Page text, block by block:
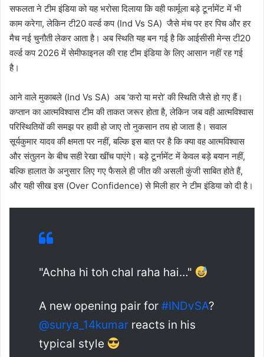
सफलता ने टीम इंडिया को यह भरोसा दिलाया कि वही फार्मूला बड़े टूर्नामेंट में भी
काम करेगा, लेकिन टी20 वर्ल्ड कप (Ind Vs SA) जैसे मंच पर हर पिच और हर
मैच नई चुनौती लेकर आता है। अब स्थिति यह बन गई है कि आईसीसी मेन्स टी20
वर्ल्ड कप 2026 में सेमीफाइनल की राह टीम इंडिया के लिए आसान नहीं रह गई
है।
आने वाले मुकाबले (Ind Vs SA) अब ‘करो या मरो’ की स्थिति जैसे हो गए हैं।
कप्तान का आत्मविश्वास टीम की ताकत जरूर होता है, लेकिन जब वही आत्मविश्वास
परिस्थितियों की समझ पर हावी हो जाए तो नुकसान तय हो जाता है। सवाल
सूर्यकुमार यादव की क्षमता पर नहीं, बल्कि इस बात पर है कि क्या वह आत्मविश्वास
और संतुलन के बीच सही रेखा खींच पाएंगे। बड़े टूर्नामेंट में केवल बड़े बयान नहीं,
बल्कि हालात के अनुसार लिए गए फैसले ही जीत की असली कुंजी साबित होते हैं,
और यही सीख इस (Over Confidence) से मिली हार ने टीम इंडिया को दी है।
"Achha hi toh chal raha hai…"
A new opening pair for #INDvSA?
@surya_14kumar reacts in his
typical style